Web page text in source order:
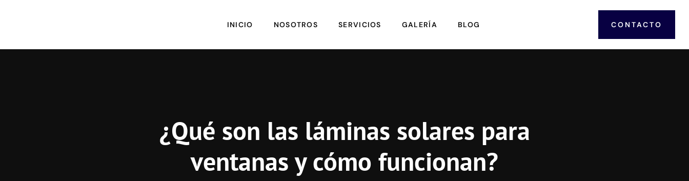
INICIO NOSOTROS SERVICIOS GALERÍA BLOG CONTACTO
¿Qué son las láminas solares para
ventanas y cómo funcionan?